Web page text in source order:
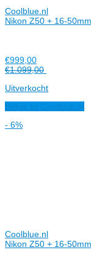
Coolblue.nl
Nikon Z50 + 16-
€999,00
€1.099,00
Uitverkocht
- 6%
Coolblue.nl
Nikon Z50 + 16-